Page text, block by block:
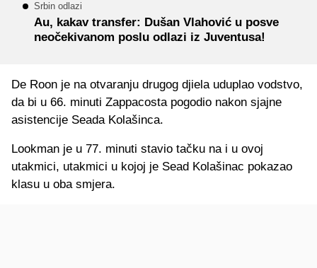
Srbin odlazi
Au, kakav transfer: Dušan Vlahović u posve
neočekivanom poslu odlazi iz Juventusa!
De Roon je na otvaranju drugog djiela uduplao vodstvo,
da bi u 66. minuti Zappacosta pogodio nakon sjajne
asistencije Seada Kolašinca.
Lookman je u 77. minuti stavio tačku na i u ovoj
utakmici, utakmici u kojoj je Sead Kolašinac pokazao
klasu u oba smjera.